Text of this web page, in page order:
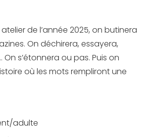
de l’année 2025, on butinera
On déchirera, essayera,
s’étonnera ou pas. Puis on
où les mots rempliront une
adulte